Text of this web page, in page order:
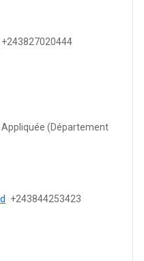
+243827020444
Appliquée (Département
+243844253423